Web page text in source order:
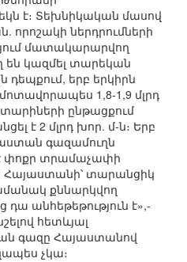
է։ Տեխնիկական մասով
որոշակի ներդրումների
մատակարարվող
են կազմել տարեկան
դեպքում, երբ երկիրն
1,8-1,9 մլրդ
ընթացքում
է 2 մլրդ խոր. մ-ն։ Երբ
գազամուղն
փոքր տրամաչափի
Հայաստանի՝ տարանցիկ
քննարկվող
դա անհեթեթություն է»,-
հետևյալ
գազը Հայաստանով
չկա։